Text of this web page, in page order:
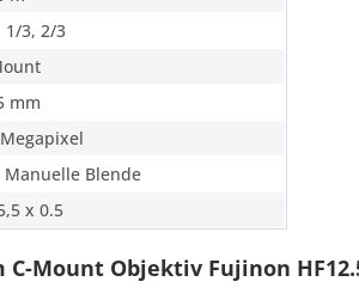
1/3, 2/3
mm
Manuelle Blende
x 0.5
Mount Objektiv Fujinon